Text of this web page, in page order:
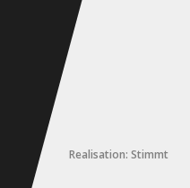
Realisation: Stimmt